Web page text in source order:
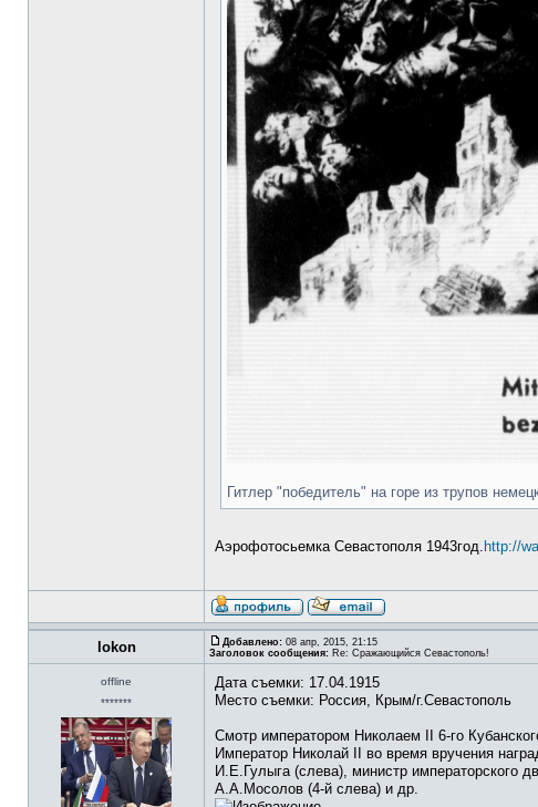
Гитлер "победитель" на горе из трупов
Аэрофотосьемка Севастополя 1943год. http://
lokon Добавлено: 08 апр, 2015, 21:15
Заголовок сообщения: Re: Сражающийся Севастополь!
offline
*******
Дата съемки: 17.04.1915
Место съемки: Россия, Крым/г.Севастополь
Смотр императором Николаем II 6-го
Император Николай II во время вручения
И.Е.Гулыга (слева), министр императорского
А.А.Мосолов (4-й слева) и др.